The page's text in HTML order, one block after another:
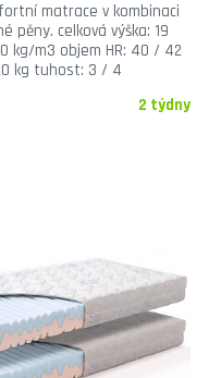
matrace v kombinaci
pěny. celková výška: 19
kg/m3 objem HR: 40 / 42
kg tuhost: 3 / 4
2 týdny